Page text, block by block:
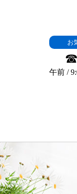
お
☎
午前 /